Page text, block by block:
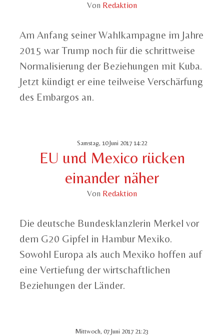
Von Redaktion
Am Anfang seiner Wahlkampagne im Jahre
2015 war Trump noch für die schrittweise
Normalisierung der Beziehungen mit Kuba.
Jetzt kündigt er eine teilweise Verschärfung
des Embargos an.
Samstag, 10 Juni 2017 14:22
EU und Mexico rücken
einander näher
Von Redaktion
Die deutsche Bundesklanzlerin Merkel vor
dem G20 Gipfel in Hambur Mexiko.
Sowohl Europa als auch Mexiko hoffen auf
eine Vertiefung der wirtschaftlichen
Beziehungen der Länder.
Mittwoch, 07 Juni 2017 21:23